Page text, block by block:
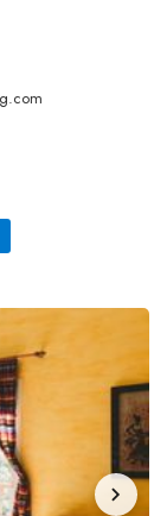
chevron_right